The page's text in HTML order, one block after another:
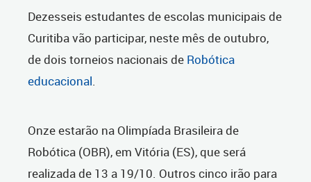
Dezesseis estudantes de escolas municipais de
Curitiba vão participar, neste mês de outubro,
de dois torneios nacionais de Robótica
educacional.
Onze estarão na Olimpíada Brasileira de
Robótica (OBR), em Vitória (ES), que será
realizada de 13 a 19/10. Outros cinco irão para